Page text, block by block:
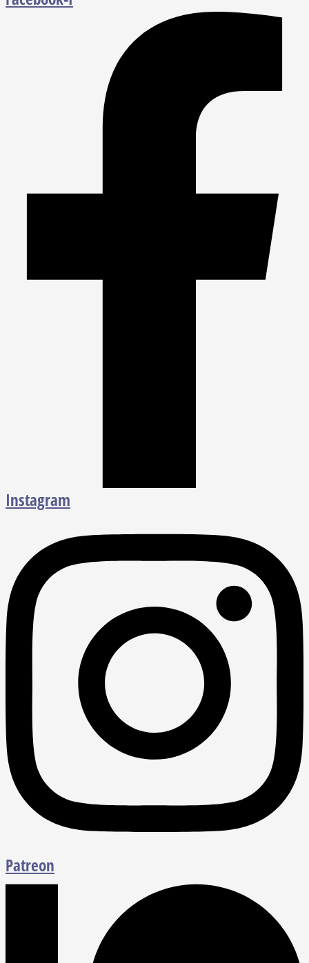
Instagram
Patreon